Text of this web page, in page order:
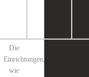
Die
Einrichtungen,
wie